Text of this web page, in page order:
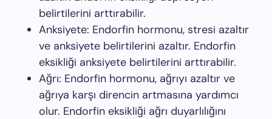
belirtilerini arttırabilir.
Anksiyete: Endorfin hormonu, stresi azaltır
ve anksiyete belirtilerini azaltır. Endorfin
eksikliği anksiyete belirtilerini arttırabilir.
Ağrı: Endorfin hormonu, ağrıyı azaltır ve
ağrıya karşı direncin artmasına yardımcı
olur. Endorfin eksikliği ağrı duyarlılığını